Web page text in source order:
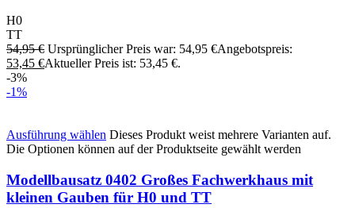
H0
TT
54,95€ Ursprünglicher Preis war: 54,95 €Angebotspreis:
53,45 €Aktueller Preis ist: 53,45 €.
-3%
-1%
Ausführung wählen Dieses Produkt weist mehrere Varianten auf.
Die Optionen können auf der Produktseite gewählt werden
Modellbausatz 0402 Großes Fachwerkhaus mit
kleinen Gauben für H0 und TT